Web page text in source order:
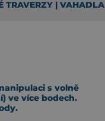
TRAVERZY | VAHADLA
s volně
ve více bodech.